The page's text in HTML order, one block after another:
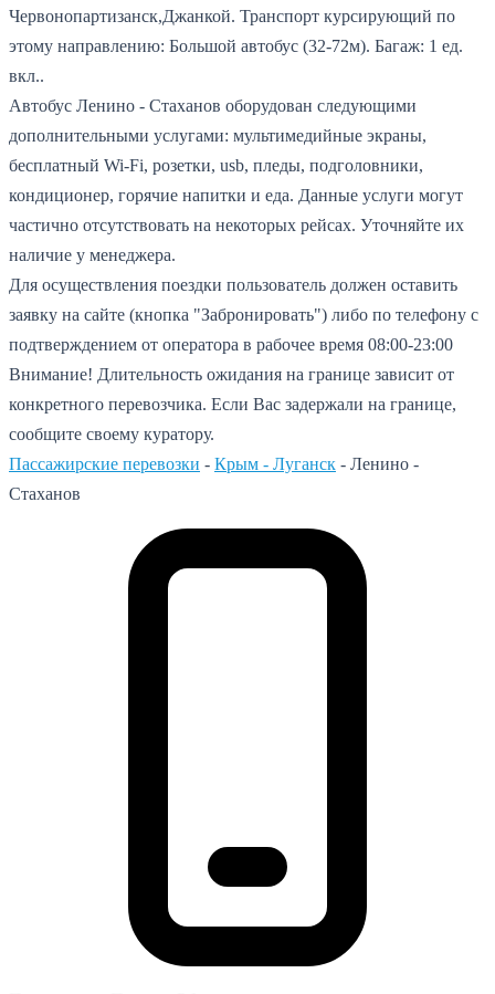
Червонопартизанск,Джанкой. Транспорт курсирующий по
этому направлению: Большой автобус (32-72м). Багаж: 1 ед.
вкл..
Автобус Ленино - Стаханов оборудован следующими
дополнительными услугами: мультимедийные экраны,
бесплатный Wi-Fi, розетки, usb, пледы, подголовники,
кондиционер, горячие напитки и еда. Данные услуги могут
частично отсутствовать на некоторых рейсах. Уточняйте их
наличие у менеджера.
Для осуществления поездки пользователь должен оставить
заявку на сайте (кнопка "Забронировать") либо по телефону с
подтверждением от оператора в рабочее время 08:00-23:00
Внимание! Длительность ожидания на границе зависит от
конкретного перевозчика. Если Вас задержали на границе,
сообщите своему куратору.
Пассажирские перевозки - Крым - Луганск - Ленино -
Стаханов